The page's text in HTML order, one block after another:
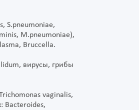
S.pneumoniae,
M.pneumoniae),
Bruccella.
вирусы, грибы
vaginalis,
Bacteroides,